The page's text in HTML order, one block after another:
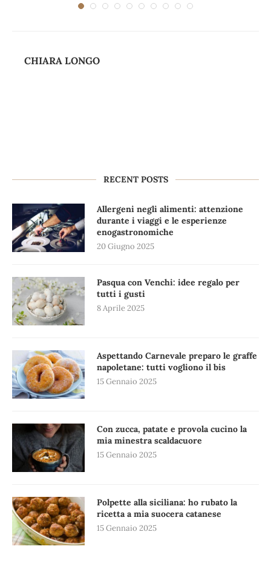
CHIARA LONGO
RECENT POSTS
Allergeni negli alimenti: attenzione
durante i viaggi e le esperienze
enogastronomiche
20 Giugno 2025
Pasqua con Venchi: idee regalo per
tutti i gusti
8 Aprile 2025
Aspettando Carnevale preparo le graffe
napoletane: tutti vogliono il bis
15 Gennaio 2025
Con zucca, patate e provola cucino la
mia minestra scaldacuore
15 Gennaio 2025
Polpette alla siciliana: ho rubato la
ricetta a mia suocera catanese
15 Gennaio 2025